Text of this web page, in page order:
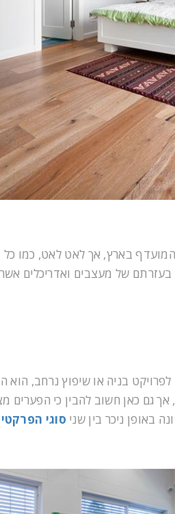
בארץ, אך לאט לאט, כמו כל
של מעצבים ואדריכלים אשר
בניה או שיפוץ נרחב,
גם כאן חשוב להבין כי הפערים
באופן ניכר בין שני סוגי